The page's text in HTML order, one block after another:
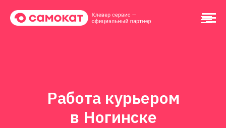
Работа курьером
в Ногинске